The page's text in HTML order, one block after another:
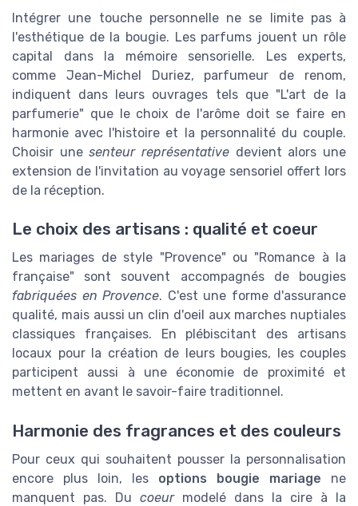
Intégrer une touche personnelle ne se limite pas à
l'esthétique de la bougie. Les parfums jouent un rôle
capital dans la mémoire sensorielle. Les experts,
comme Jean-Michel Duriez, parfumeur de renom,
indiquent dans leurs ouvrages tels que "L'art de la
parfumerie" que le choix de l'arôme doit se faire en
harmonie avec l'histoire et la personnalité du couple.
Choisir unesenteur représentative devient alors une
extension de l'invitation au voyage sensoriel offert lors
de la réception.
Le choix des artisans : qualité et coeur
Les mariages de style "Provence" ou "Romance à la
française" sont souvent accompagnés de bougies
fabriquées en Provence. C'est une forme d'assurance
qualité, mais aussi un clin d'oeil aux marches nuptiales
classiques françaises. En plébiscitant des artisans
locaux pour la création de leurs bougies, les couples
participent aussi à une économie de proximité et
mettent en avant le savoir-faire traditionnel.
Harmonie des fragrances et des couleurs
Pour ceux qui souhaitent pousser la personnalisation
encore plus loin, les options bougie mariage ne
manquent pas. Du coeurmodelé dans la cire à la